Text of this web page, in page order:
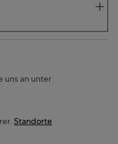
uns an unter
Standorte